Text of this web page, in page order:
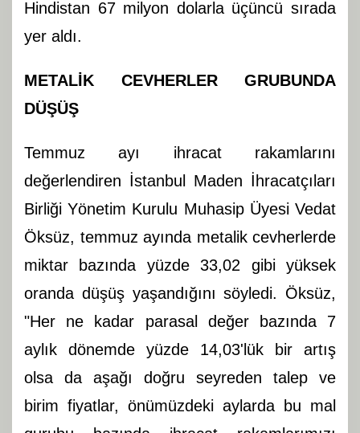
Hindistan 67 milyon dolarla üçüncü sırada
yer aldı.
METALİK CEVHERLER GRUBUNDA
DÜŞÜŞ
Temmuz ayı ihracat rakamlarını
değerlendiren İstanbul Maden İhracatçıları
Birliği Yönetim Kurulu Muhasip Üyesi Vedat
Öksüz, temmuz ayında metalik cevherlerde
miktar bazında yüzde 33,02 gibi yüksek
oranda düşüş yaşandığını söyledi. Öksüz,
"Her ne kadar parasal değer bazında 7
aylık dönemde yüzde 14,03'lük bir artış
olsa da aşağı doğru seyreden talep ve
birim fiyatlar, önümüzdeki aylarda bu mal